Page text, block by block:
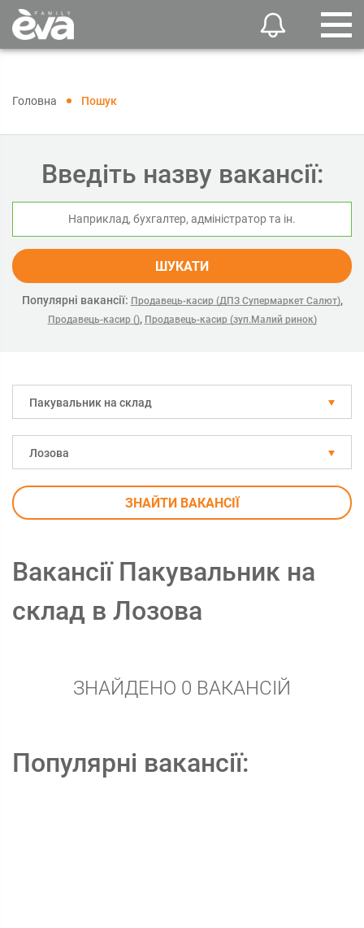
Головна Пошук
Введіть назву вакансії:
ШУКАТИ
Популярні вакансії: Продавець-касир (ДПЗ Супермаркет Салют),
Продавець-касир (), Продавець-касир (зуп.Малий ринок)
Пакувальник на склад
Лозова
ЗНАЙТИ ВАКАНСІЇ
Вакансії Пакувальник на
склад в Лозова
ЗНАЙДЕНО 0 ВАКАНСІЙ
Популярні вакансії: